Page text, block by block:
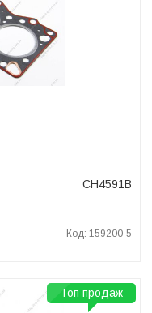
CH4591B
Код: 159200-5
Топ продаж